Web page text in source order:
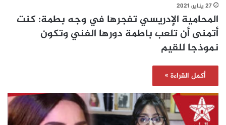
27 يناير، 2021
المحامية الإدريسي تفجرها في وجه بطمة: كنت
أتمنى أن تلعب باطمة دورها الفني وتكون
نموذجا للقيم
أكمل القراءة »